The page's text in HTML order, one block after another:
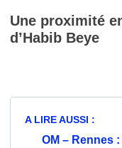
Une proximité
d’Habib Beye
A LIRE AUSSI :
OM – Rennes